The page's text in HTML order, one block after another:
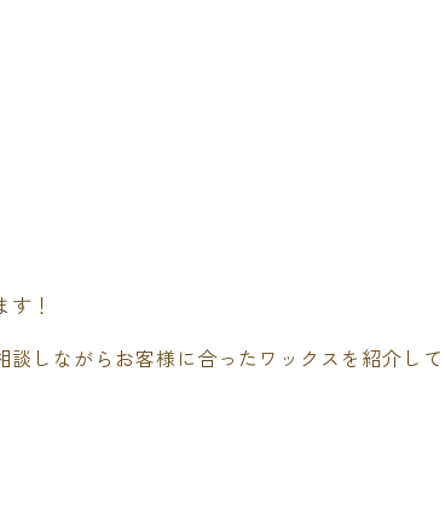
！
しながらお客様に合ったワックスを紹介し